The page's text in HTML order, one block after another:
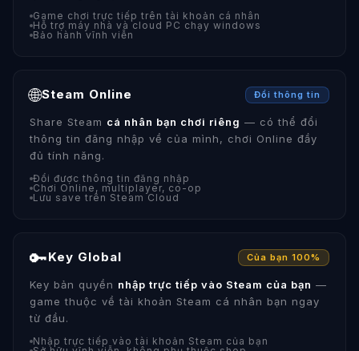
Game chơi trực tiếp trên tài khoản cá nhân
Hỗ trợ máy nhà và cloud PC chạy windows
Bảo hành vĩnh viễn
🌐Steam Online Đổi thông tin
Share Steam cá nhân bạn chơi riêng — có thể đổi
thông tin đăng nhập về của mình, chơi Online đầy
đủ tính năng.
Đổi được thông tin đăng nhập
Chơi Online, multiplayer, co-op
Lưu save trên Steam Cloud
🔑Key Global Của bạn 100%
Key bản quyền nhập trực tiếp vào Steam của bạn —
game thuộc về tài khoản Steam cá nhân bạn ngay
từ đầu.
Nhập trực tiếp vào tài khoản Steam của bạn